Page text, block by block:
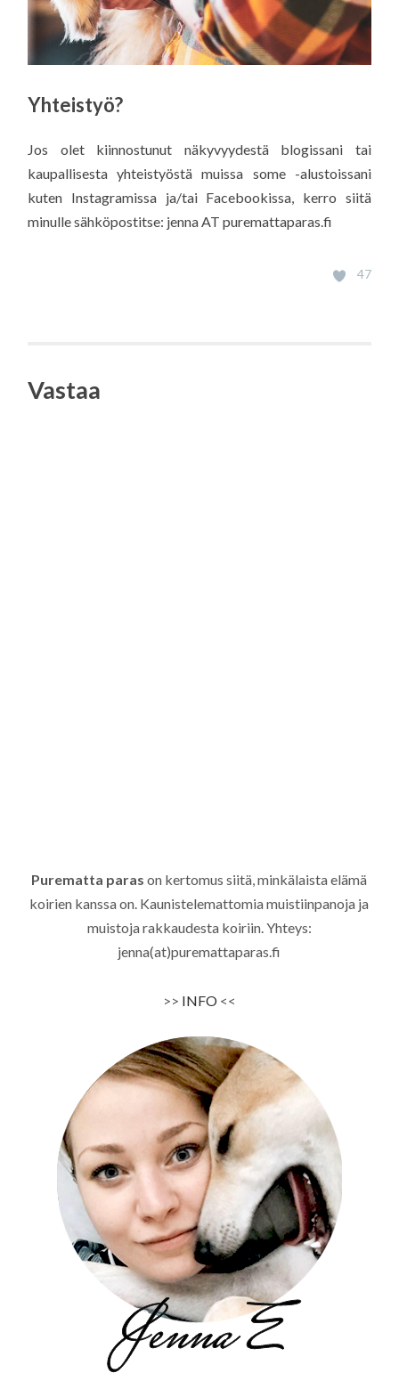
Yhteistyö?
Jos olet kiinnostunut näkyvyydestä blogissani tai
kaupallisesta yhteistyöstä muissa some -alustoissani
kuten Instagramissa ja/tai Facebookissa, kerro siitä
minulle sähköpostitse: jenna AT puremattaparas.fi
47
Vastaa
Purematta paras on kertomus siitä, minkälaista elämä
koirien kanssa on. Kaunistelemattomia muistiinpanoja ja
muistoja rakkaudesta koiriin. Yhteys:
jenna(at)puremattaparas.fi
>> INFO<<